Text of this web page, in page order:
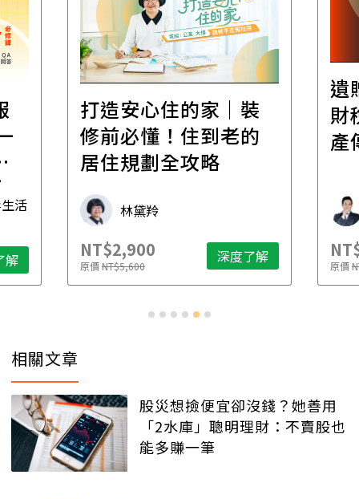
活
解
打造安心住的家｜裝
修前必懂！住到老的
居住規劃全攻略
林黛羚
NT$2,900
原價NT$5,600 深度了解
遺
財
產
原價
相關文章
股災想撿便宜卻沒錢？她善用
「2水庫」聰明理財：不賣股也
能多賺一筆